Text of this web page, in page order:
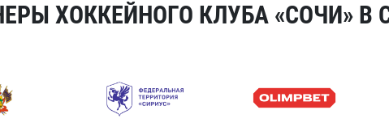
ХОККЕЙНОГО КЛУБА «СОЧИ» В